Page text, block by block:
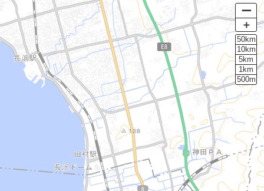
ー
＋
50km
10km
5km
1km
500m